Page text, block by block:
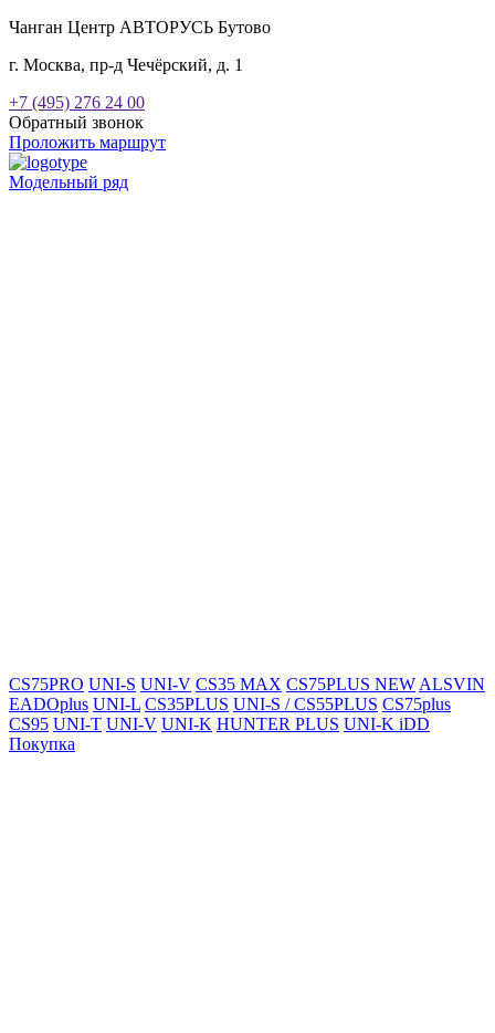
Чанган Центр АВТОРУСЬ Бутово
г. Москва, пр-д Чечёрский, д. 1
+7 (495) 276 24 00
Обратный звонок
Проложить маршрут
Модельный ряд
CS75PRO UNI-S UNI-V CS35 MAX CS75PLUS NEW ALSVIN
EADOplus UNI-L CS35PLUS UNI-S / CS55PLUS CS75plus
CS95 UNI-T UNI-V UNI-K HUNTER PLUS UNI-K iDD
Покупка